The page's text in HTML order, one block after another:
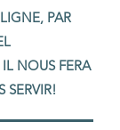
PAR
NOUS FERA
SERVIR!